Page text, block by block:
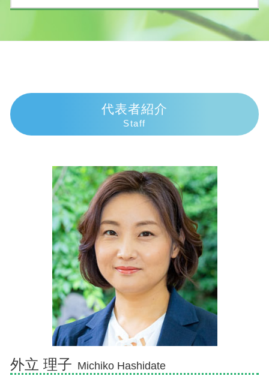
債務整理とは わかりやすく
個人再生 費用 払えない
債務整理 デメリット
債務整理とは 個人
任意整理 意味ない
人身事故とは
過失割合 誰が決める
死亡事故 人生終了
人身事故 物損事故 違い
物損事故 慰謝料
死亡事故加害者
物損事故 警察呼ばなかった 後日
損害賠償請求 時効
相続放棄 手続き 自分で
相続放棄 手続き
遺産相続 兄弟 絶縁
法定相続人 遺留分
相続 介護 寄与分
相続 孫 土地
遺産放棄 期限
祖母 遺産相続 孫
相続 欠格
相続手続き 自分で
交通事故 弁護士 富士市
債務整理 弁護士 御殿場市
債務整理 弁護士 伊豆市
債務整理 弁護士 三島市
債務整理 弁護士 伊東市
相続 弁護士 熱海市
交通事故 弁護士 沼津市
相続 弁護士 伊東市
相続 弁護士 御殿場市
相続 弁護士 伊豆市
債務整理 弁護士 富士市
交通事故 弁護士 三島市
債務整理 弁護士 熱海市
代表者紹介
Staff
外立 理子 Michiko Hashidate